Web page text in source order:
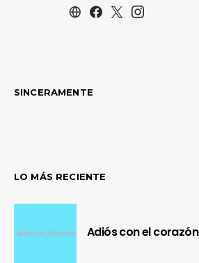
SINCERAMENTE
LO MÁS RECIENTE
Adiós con el corazón